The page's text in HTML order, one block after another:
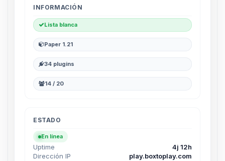
INFORMACIÓN
Lista blanca
Paper 1.21
34 plugins
14 / 20
ESTADO
En línea
Uptime
4j 12h
Dirección IP
play.boxtoplay.com